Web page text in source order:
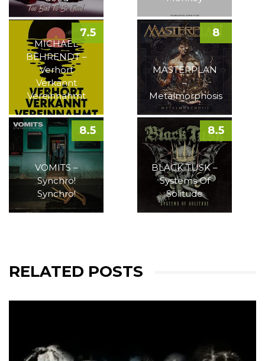
MICHAEL
BEHRENDT –
Verhört
Verkannt
Vereinnahmt
7.5
MASTERPLAN
–
Metalmorphosis
8
VOMITS –
Synchro!
Synchro!
8.5
BLACK TUSK –
Systems Of
Solitude
8.5
RELATED POSTS